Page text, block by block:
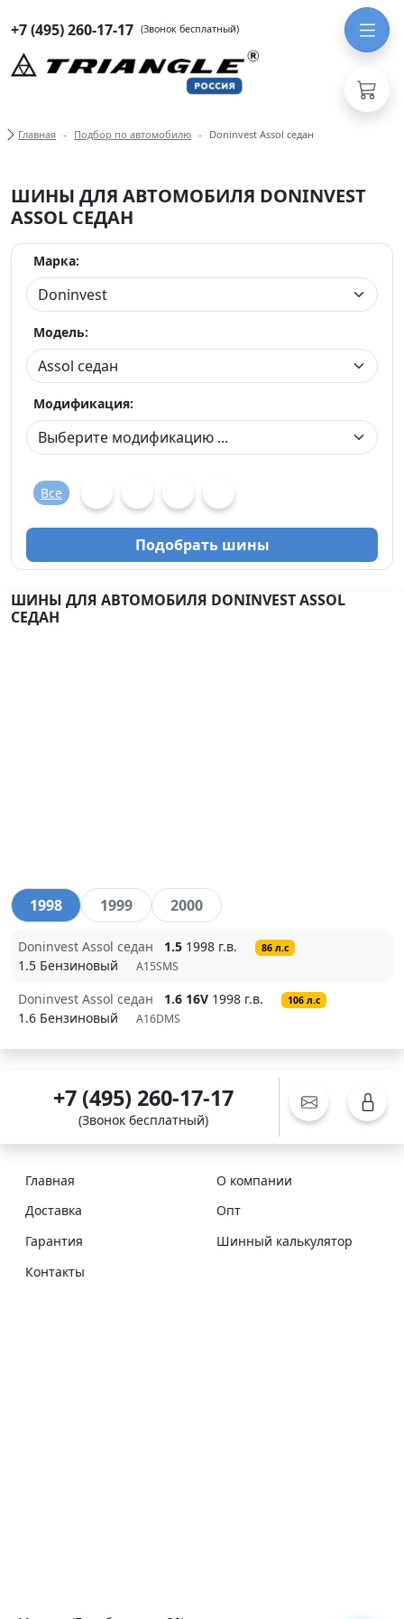
+7 (495) 260-17-17 (Звонок бесплатный)
Хлебные крошки
Главная Подбор по автомобилю Doninvest Assol седан
ШИНЫ ДЛЯ АВТОМОБИЛЯ DONINVEST
ASSOL СЕДАН
Марка:
Модель:
Модификация:
Все
Подобрать шины
ШИНЫ ДЛЯ АВТОМОБИЛЯ DONINVEST ASSOL
СЕДАН
1998 1999 2000
Doninvest Assol седан 1.5 1998 г.в. 86 л.с
1.5 Бензиновый A15SMS
Doninvest Assol седан 1.6 16V 1998 г.в. 106 л.с
1.6 Бензиновый A16DMS
+7 (495) 260-17-17
(Звонок бесплатный)
Главная
О компании
Доставка
Опт
Гарантия
Шинный калькулятор
Контакты